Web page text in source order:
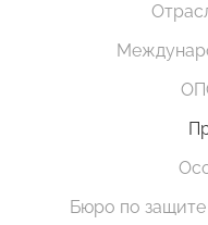
Бюро по